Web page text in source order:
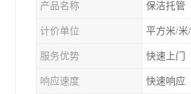
产品名称 保洁托管
计价单位 平方米/米
服务优势 快速上门
响应速度 快速响应